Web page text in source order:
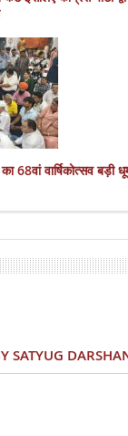
68वां वार्षिकोत्सव बड़ी
SATYUG